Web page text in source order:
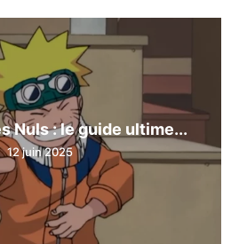
Nuls : le guide ultime...
12 juin 2025